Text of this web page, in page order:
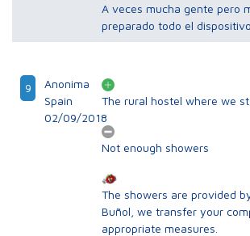
A veces mucha gente pero
preparado todo el dispositivo
9
Anonima
Spain
02/09/2018
The rural hostel where we
Not enough showers
The showers are provided
Buñol, we transfer your
appropriate measures.